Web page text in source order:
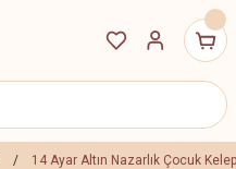
14 Ayar Altın Nazarlık Çocuk